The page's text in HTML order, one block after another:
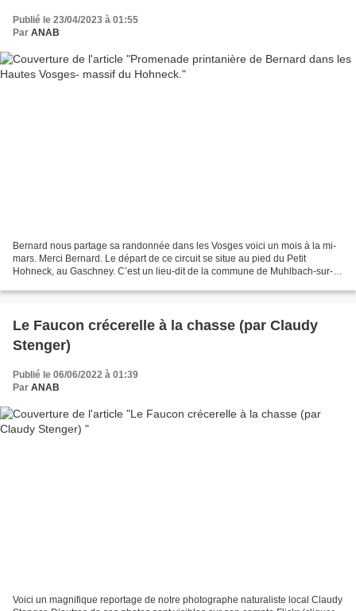
Publié le 23/04/2023 à 01:55
Par ANAB
Bernard nous partage sa randonnée dans les Vosges voici un mois à la mi-
mars. Merci Bernard. Le départ de ce circuit se situe au pied du Petit
Hohneck, au Gaschney. C’est un lieu-dit de la commune de Muhlbach-sur-
Le Faucon crécerelle à la chasse (par Claudy
Stenger)
Publié le 06/06/2022 à 01:39
Par ANAB
Voici un magnifique reportage de notre photographe naturaliste local Claudy